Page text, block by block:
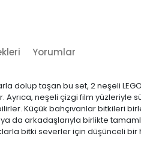
Yorumlar
dolup taşan bu set, 2 neşeli
neşeli çizgi film yüzleriyle
Küçük bahçıvanlar bitkileri
da arkadaşlarıyla birlikte
bitki severler için düşünceli bir